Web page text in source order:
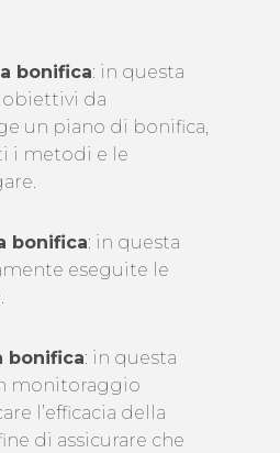
bonifica: in questa
obiettivi da
un piano di bonifica,
i metodi e le
bonifica: in questa
eseguite le
bonifica: in questa
monitoraggio
l’efficacia della
di assicurare che